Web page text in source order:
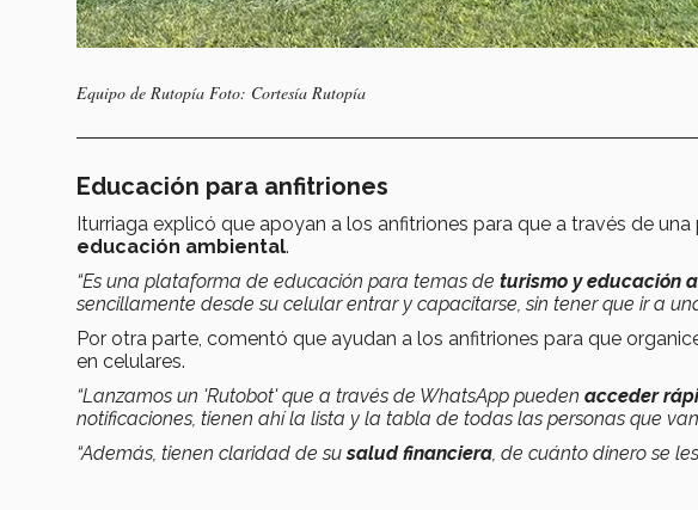
Equipo de Rutopía Foto: Cortesía Rutopía
Educación para anfitriones
Iturriaga explicó que apoyan a los anfitriones para que a través de
educación ambiental.
“Es una plataforma de educación para temas de turismo y educación
sencillamente desde su celular entrar y capacitarse, sin tener que ir a
Por otra parte, comentó que ayudan a los anfitriones para que
en celulares.
“Lanzamos un 'Rutobot' que a través de WhatsApp pueden acceder
notificaciones, tienen ahí la lista y la tabla de todas las personas que
“Además, tienen claridad de susalud financiera, de cuánto dinero se